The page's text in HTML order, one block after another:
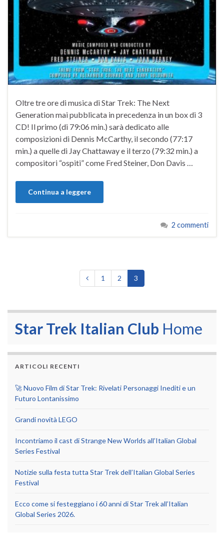
Oltre tre ore di musica di Star Trek: The Next
Generation mai pubblicata in precedenza in un box di 3
CD! Il primo (di 79:06 min.) sarà dedicato alle
composizioni di Dennis McCarthy, il secondo (77:17
min.) a quelle di Jay Chattaway e il terzo (79:32 min.) a
compositori “ospiti” come Fred Steiner, Don Davis …
Continua a leggere
2 commenti
1 2 3
Star Trek Italian Club Home
ARTICOLI RECENTI
🚀 Nuovo Film di Star Trek: Rivelati Personaggi Inediti e un
Futuro Lontanissimo
Grandi novità LEGO
Incontriamo il cast di Strange New Worlds all’Italian Global
Series Festival
Notizie sulla festa tutta Star Trek dell’Italian Global Series
Festival
Ecco come si festeggiano i 60 anni di Star Trek all’Italian
Global Series 2026.